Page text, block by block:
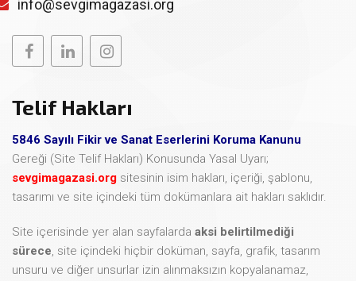
info@sevgimagazasi.org
Telif Hakları
5846 Sayılı Fikir ve Sanat Eserlerini Koruma Kanunu
Gereği (Site Telif Hakları) Konusunda Yasal Uyarı;
sevgimagazasi.org sitesinin isim hakları, içeriği, şablonu,
tasarımı ve site içindeki tüm dokümanlara ait hakları saklıdır.
Site içerisinde yer alan sayfalarda aksi belirtilmediği
sürece, site içindeki hiçbir doküman, sayfa, grafik, tasarım
unsuru ve diğer unsurlar izin alınmaksızın kopyalanamaz,